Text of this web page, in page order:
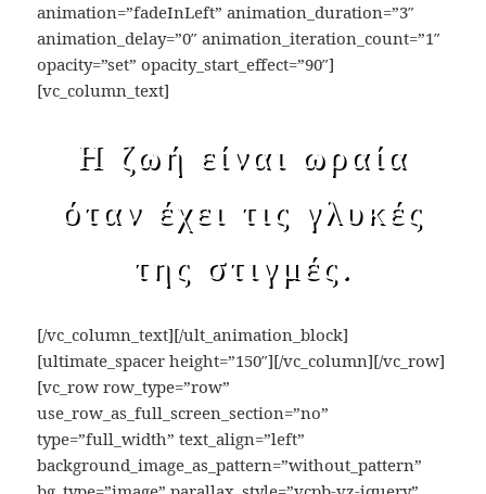
animation=”fadeInLeft” animation_duration=”3″
animation_delay=”0″ animation_iteration_count=”1″
opacity=”set” opacity_start_effect=”90″]
[vc_column_text]
Η ζωή είναι ωραία
όταν έχει τις γλυκές
της στιγμές.
[/vc_column_text][/ult_animation_block]
[ultimate_spacer height=”150″][/vc_column][/vc_row]
[vc_row row_type=”row”
use_row_as_full_screen_section=”no”
type=”full_width” text_align=”left”
background_image_as_pattern=”without_pattern”